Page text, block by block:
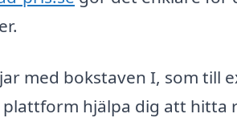
med bokstaven I, som till
plattform hjälpa dig att hitta